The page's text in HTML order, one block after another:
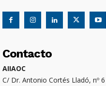
Contacto
AIIAOC
C/ Dr. Antonio Cortés Lladó, nº 6